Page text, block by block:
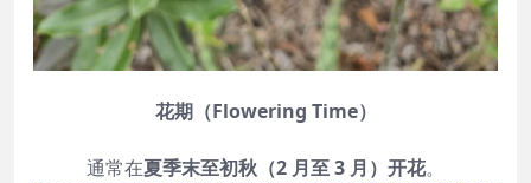
花期（Flowering Time）
通常在夏季末至初秋（2 月至 3 月）开花。